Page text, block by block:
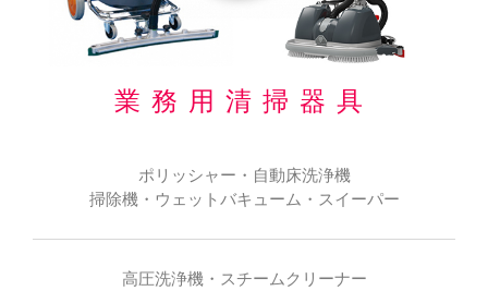
業務用清掃器具
ポリッシャー・自動床洗浄機
掃除機・ウェットバキューム・スイーパー
高圧洗浄機・スチームクリーナー